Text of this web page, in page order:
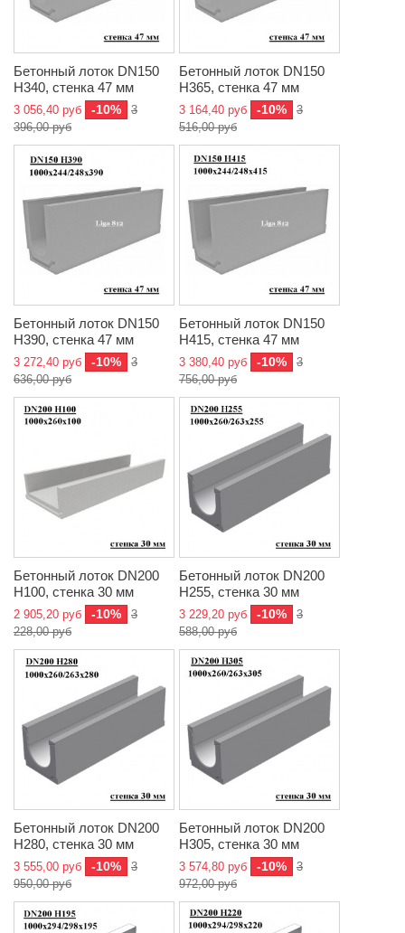
Бетонный лоток DN150
H340, стенка 47 мм
3 056,40 руб -10%
3
396,00 руб
Бетонный лоток DN150
H365, стенка 47 мм
3 164,40 руб -10%
3
516,00 руб
Бетонный лоток DN150
H390, стенка 47 мм
3 272,40 руб -10%
3
636,00 руб
Бетонный лоток DN150
H415, стенка 47 мм
3 380,40 руб -10%
3
756,00 руб
Бетонный лоток DN200
H100, стенка 30 мм
2 905,20 руб -10%
3
228,00 руб
Бетонный лоток DN200
H255, стенка 30 мм
3 229,20 руб -10%
3
588,00 руб
Бетонный лоток DN200
H280, стенка 30 мм
3 555,00 руб -10%
3
950,00 руб
Бетонный лоток DN200
H305, стенка 30 мм
3 574,80 руб -10%
3
972,00 руб